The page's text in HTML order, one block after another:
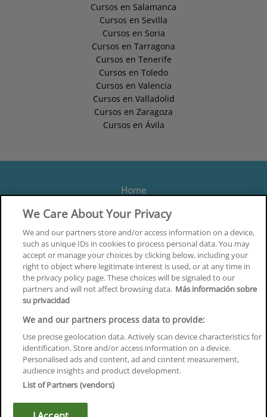
Cursos en Salamanca
Cursos en Sevilla
Cursos en Soria
Cursos en Tarragona
Cursos en Tenerife
Cursos en Toledo
Cursos en Valencia
Cursos en Valladolid
Cursos en Zaragoza
Cursos en Ávila
Home
Formación
Centros
Orientación
Quiénes somos
Contacta
Política de Privacidad
Política de Cookies
Canal Ético
¡Síguenos!
We Care About Your Privacy
We and our partners store and/or access information on a device,
such as unique IDs in cookies to process personal data. You may
accept or manage your choices by clicking below, including your
right to object where legitimate interest is used, or at any time in
the privacy policy page. These choices will be signaled to our
partners and will not affect browsing data. Más información sobre
su privacidad
We and our partners process data to provide:
Use precise geolocation data. Actively scan device characteristics for
identification. Store and/or access information on a device.
Personalised ads and content, ad and content measurement,
audience insights and product development.
List of Partners (vendors)